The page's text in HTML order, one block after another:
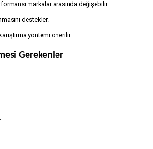
markalar arasında değişebilir.
destekler.
yöntemi önerilir.
Gerekenler